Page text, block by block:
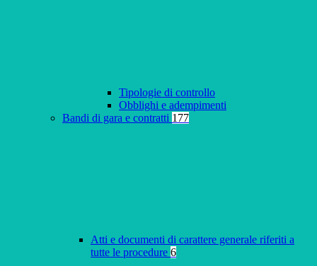
Tipologie di controllo
Obblighi e adempimenti
Bandi di gara e contratti 177
Atti e documenti di carattere generale riferiti a
tutte le procedure 6